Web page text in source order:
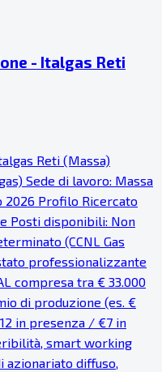
- Italgas Reti
Reti (Massa)
Sede di lavoro: Massa
2026 Profilo Ricercato
Posti disponibili: Non
(CCNL Gas
professionalizzante
compresa tra € 33.000
di produzione (es. €
in presenza / €7 in
smart working
azionariato diffuso,